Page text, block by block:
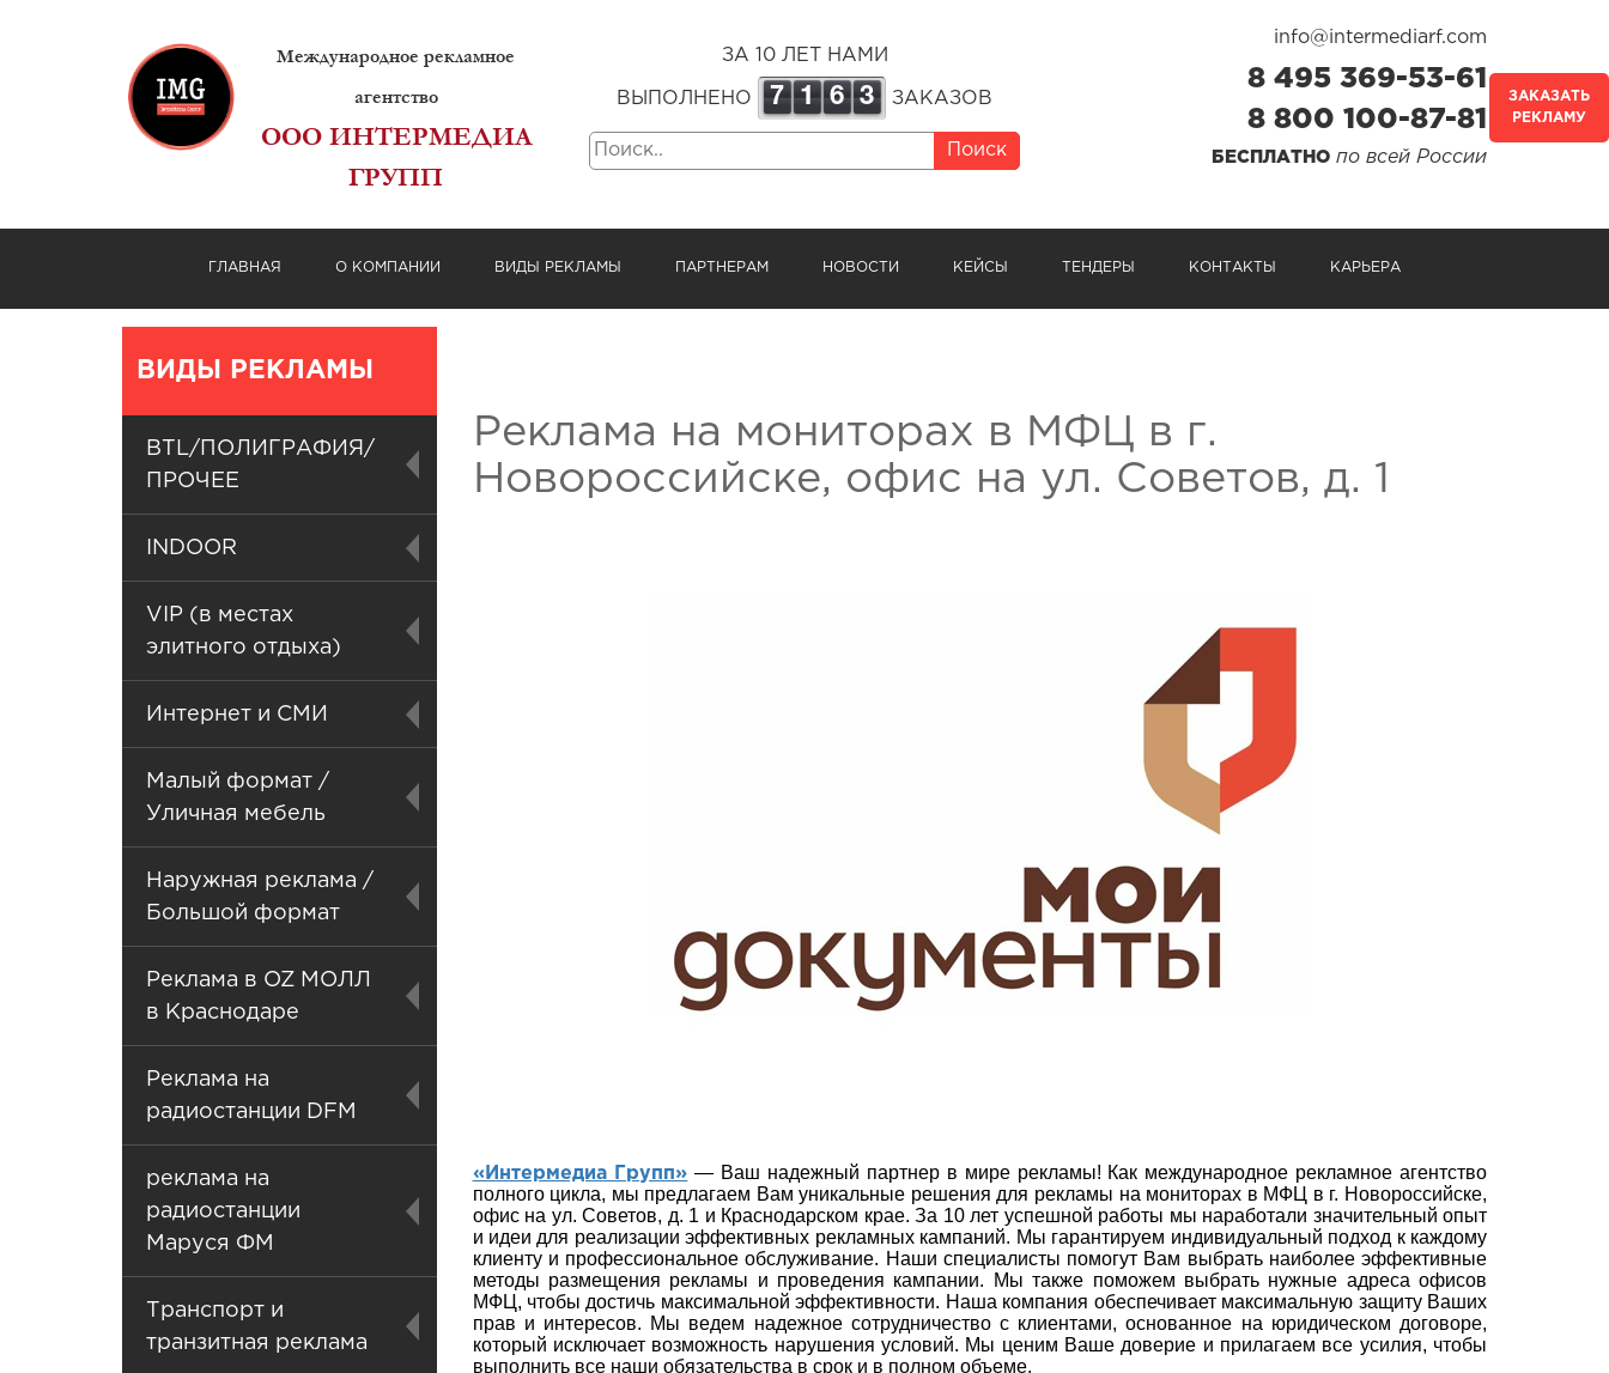
Международное рекламное
агентство
ООО ИНТЕРМЕДИА
ГРУПП
ЗА 10 ЛЕТ НАМИ
ВЫПОЛНЕНО 7 1 6 3 ЗАКАЗОВ
Поиск
info@intermediarf.com
8 495 369-53-61
8 800 100-87-81
БЕСПЛАТНО по всей России
ГЛАВНАЯ О КОМПАНИИ ВИДЫ РЕКЛАМЫ ПАРТНЕРАМ НОВОСТИ КЕЙСЫ ТЕНДЕРЫ КОНТАКТЫ КАРЬЕРА
ЗАКАЗАТЬ
РЕКЛАМУ
ВИДЫ РЕКЛАМЫ
BTL/ПОЛИГРАФИЯ/
ПРОЧЕЕ
INDOOR
VIP (в местах
элитного отдыха)
Интернет и СМИ
Малый формат /
Уличная мебель
Наружная реклама /
Большой формат
Реклама в OZ МОЛЛ
в Краснодаре
Реклама на
радиостанции DFM
реклама на
радиостанции
Маруся ФМ
Транспорт и
транзитная реклама
Реклама на мониторах в МФЦ в г.
Новороссийске, офис на ул. Советов, д. 1
«Интермедиа Групп» — Ваш надежный партнер в мире рекламы! Как международное рекламное агентство
полного цикла, мы предлагаем Вам уникальные решения для рекламы на мониторах в МФЦ в г. Новороссийске,
офис на ул. Советов, д. 1 и Краснодарском крае. За 10 лет успешной работы мы наработали значительный опыт
и идеи для реализации эффективных рекламных кампаний. Мы гарантируем индивидуальный подход к каждому
клиенту и профессиональное обслуживание. Наши специалисты помогут Вам выбрать наиболее эффективные
методы размещения рекламы и проведения кампании. Мы также поможем выбрать нужные адреса офисов
МФЦ, чтобы достичь максимальной эффективности. Наша компания обеспечивает максимальную защиту Ваших
прав и интересов. Мы ведем надежное сотрудничество с клиентами, основанное на юридическом договоре,
который исключает возможность нарушения условий. Мы ценим Ваше доверие и прилагаем все усилия, чтобы
выполнить все наши обязательства в срок и в полном объеме.